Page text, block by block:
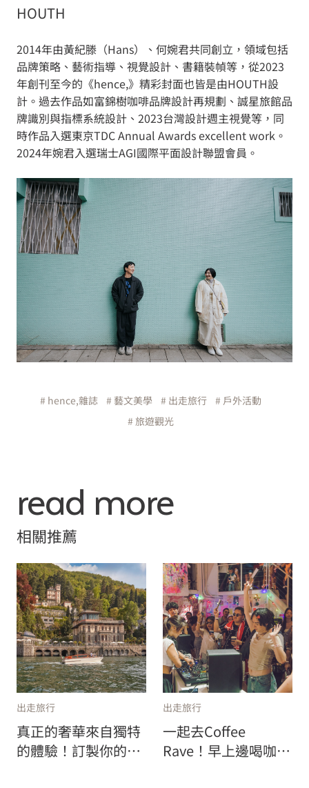
HOUTH
2014年由黃紀滕（Hans）、何婉君共同創立，領域包括
品牌策略、藝術指導、視覺設計、書籍裝幀等，從2023
年創刊至今的《hence,》精彩封面也皆是由HOUTH設
計。過去作品如富錦樹咖啡品牌設計再規劃、誠星旅館品
牌識別與指標系統設計、2023台灣設計週主視覺等，同
時作品入選東京TDC Annual Awards excellent work。
2024年婉君入選瑞士AGI國際平面設計聯盟會員。
# hence,雜誌 # 藝文美學 # 出走旅行
# 戶外活動
# 旅遊觀光
read more
相關推薦
出走旅行
真正的奢華來自獨特
的體驗！訂製你的夢
出走旅行
一起去Coffee
Rave！早上邊喝咖啡